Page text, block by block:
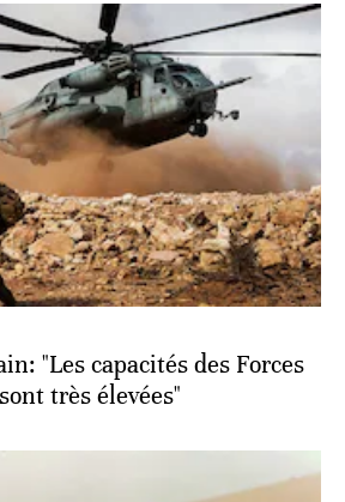
"Les capacités des Forces
très élevées"